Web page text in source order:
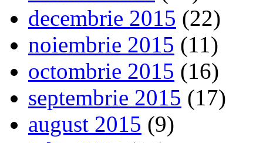
decembrie 2015 (22)
noiembrie 2015 (11)
octombrie 2015 (16)
septembrie 2015 (17)
august 2015 (9)